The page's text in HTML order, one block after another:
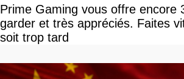
Prime Gaming vous offre encore
garder et très appréciés. Faites
soit trop tard